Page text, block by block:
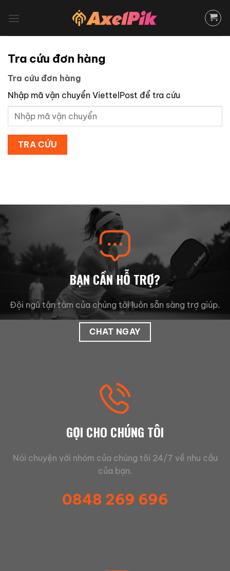
qua
Tra cứu đơn hàng
Tra cứu đơn hàng
Nhập mã vận chuyển ViettelPost để tra cứu
TRA CỨU
BẠN CẦN HỖ TRỢ?
Đội ngũ tận tâm của chúng tôi luôn sẵn sàng trợ giúp.
CHAT NGAY
GỌI CHO CHÚNG TÔI
Nói chuyện với nhóm của chúng tôi 24/7 về nhu cầu
của bạn.
0848 269 696